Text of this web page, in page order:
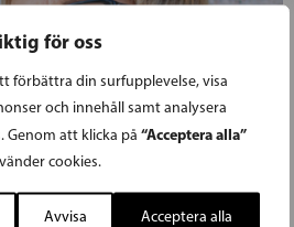
för oss
förbättra din surfupplevelse, visa
och innehåll samt analysera
Genom att klicka på “Acceptera alla”
cookies.
Avvisa Acceptera alla